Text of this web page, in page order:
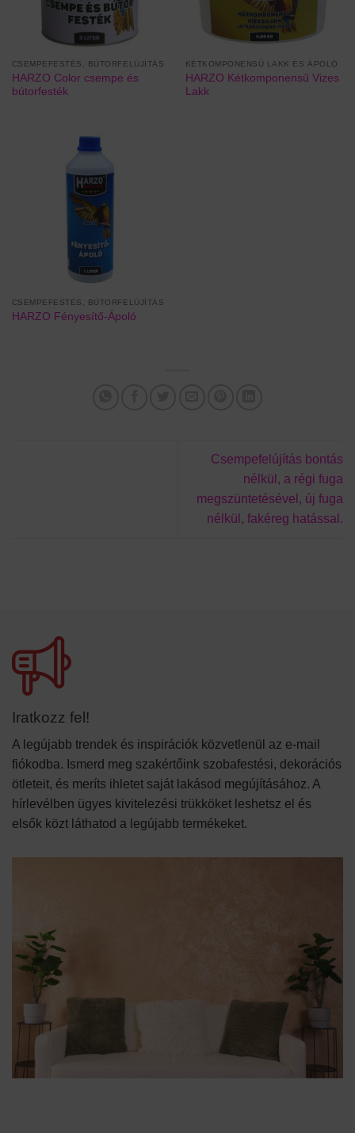
CSEMPEFESTÉS, BÚTORFELÚJÍTÁS
HARZO Color csempe és
bútorfesték
KÉTKOMPONENSŰ LAKK ÉS ÁPOLÓ
HARZO Kétkomponensű Vizes
Lakk
CSEMPEFESTÉS, BÚTORFELÚJÍTÁS
HARZO Fényesítő-Ápoló
Csempefelújítás bontás
nélkül, a régi fuga
megszüntetésével, új fuga
nélkül, fakéreg hatással.
Iratkozz fel!
A legújabb trendek és inspirációk közvetlenül az e-mail
fiókodba. Ismerd meg szakértőink szobafestési, dekorációs
ötleteit, és meríts ihletet saját lakásod megújításához. A
hírlevélben ügyes kivitelezési trükköket leshetsz el és
elsők közt láthatod a legújabb termékeket.